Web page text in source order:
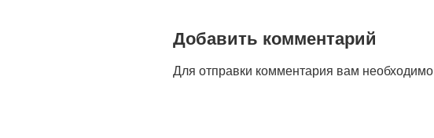
Добавить комментарий
Для отправки комментария вам необходимо